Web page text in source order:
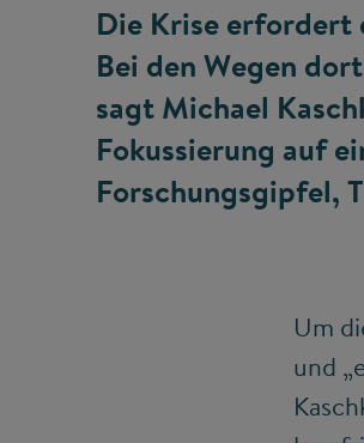
Die Krise erfordert
Bei den Wegen
sagt Michael
Fokussierung auf
Forschungsgipfel,
Um
und